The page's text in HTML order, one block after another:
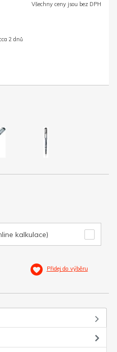
Všechny ceny jsou bez DPH
2 dnů
kalkulace)
Přidej do výběru